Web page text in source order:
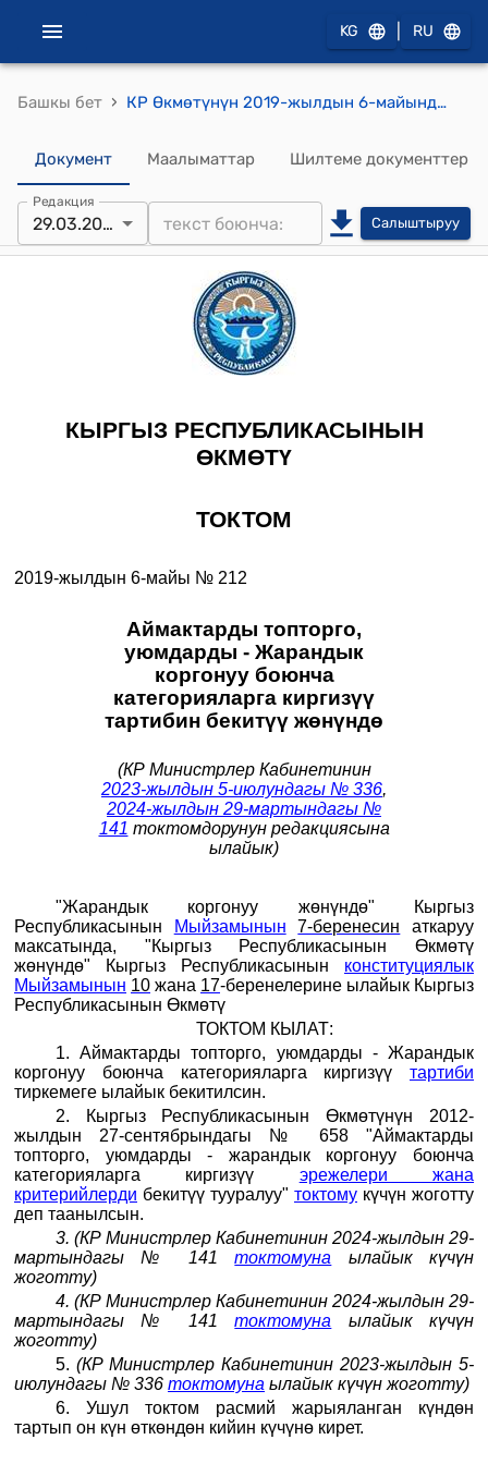
KG RU
Башкы бет › КР Өкмөтүнүн 2019-жылдын 6-майындагы № 212 "Аймактарды топторго, уюмдарды - Жарандык коргонуу боюнча категорияларга киргизүү тартибин бекитүү жөнүндө" токтому
Документ Маалыматтар Шилтеме документтер
Редакция
29.03.2024 Салыштыруу